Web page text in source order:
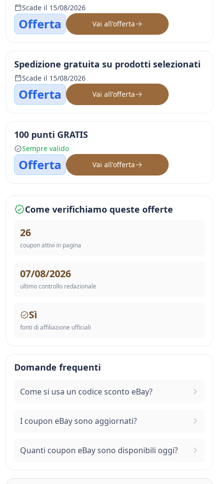
Scade il 15/08/2026
Offerta Vai all'offerta
Spedizione gratuita su prodotti selezionati
Scade il 15/08/2026
Offerta Vai all'offerta
100 punti GRATIS
Sempre valido
Offerta Vai all'offerta
Come verifichiamo queste offerte
26
coupon attivi in pagina
07/08/2026
ultimo controllo redazionale
Sì
fonti di affiliazione ufficiali
Domande frequenti
Come si usa un codice sconto eBay?
I coupon eBay sono aggiornati?
Quanti coupon eBay sono disponibili oggi?